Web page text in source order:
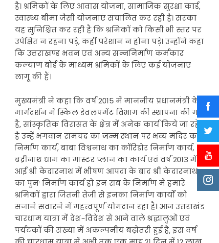
है। श्रमिकों के लिए आवास योजना, सामाजिक सुरक्षा कार्ड,
स्वास्थ्य बीमा जैसी योजनाएं संचालित कर रही है। सरका
यह सुनिश्चित कर रही है कि श्रमिकों को किसी भी स्तर पर
उपेक्षित न रहना पड़े, कहीं परेशान न होना पड़े। उन्होंने कहा
कि उत्तराखण्ड भवन एवं अन्य सन्ननिर्माण कर्मकार
कल्याण बोर्ड के माध्यम श्रमिकों के लिए कई योजनाएं
लागू की हैं।
मुख्यमंत्री ने कहा कि वर्ष 2015 में माननीय प्रधानमंत्री के
मार्गदर्शन में स्किल डेवलपमेंट विभाग की स्थापना की गई
है, सांस्कृतिक विरासत के क्षेत्र में अनेक कार्य किये जा रहे
हैं उन्हें भगवान रामचंद्र का जन्म स्थान पर भव्य मंदिर का
निर्माण कार्य, बाबा विश्वनाथ का कॉरिडोर निर्माण कार्य,
बद्रीनाथ धाम का मास्टर प्लान का कार्य एवं वर्ष 2013 में
आई श्री केदारनाथ में भीषण आपदा के बाद श्री केदारनाथ
का पुनः निर्माण कार्य हो इन सब के निर्माण में हमारे
श्रमिकों द्वारा जितनी तेजी से इनका निर्माण कार्यों को
सजाने सवारने में महत्वपूर्ण योगदान रहा है। आज उत्तराखंड
चारधाम यात्रा में देश-विदेश से आने वाले श्रद्धालुओं एवं
पर्यटकों की संख्या में अकल्पनीय बढ़ोतरी हुई है, इस वर्ष